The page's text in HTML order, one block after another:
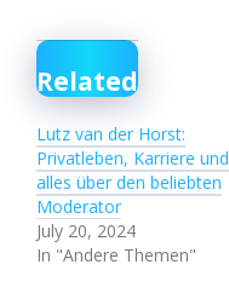
Related
Lutz van der Horst:
Privatleben, Karriere und
alles über den beliebten
Moderator
July 20, 2024
In "Andere Themen"